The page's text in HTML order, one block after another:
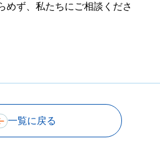
めず、私たちにご相談くださ
一覧に戻る